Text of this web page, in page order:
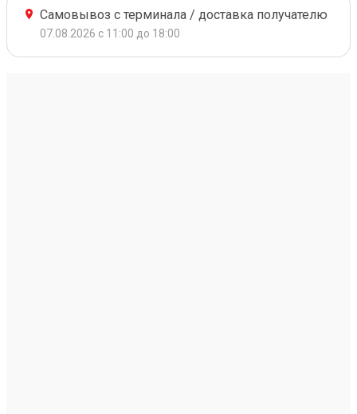
Самовывоз с терминала / доставка получателю
07.08.2026 с 11:00 до 18:00